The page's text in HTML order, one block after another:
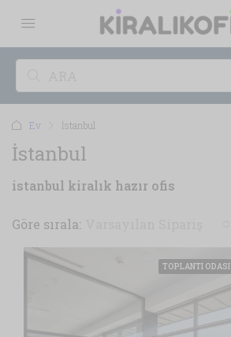
Ev İstanbul
İstanbul
istanbul kiralık hazır ofis
Göre sırala:
TOPLANTI ODASI